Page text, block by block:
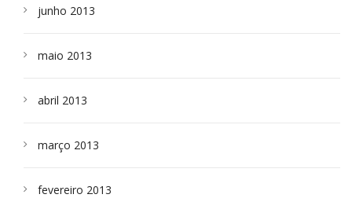
junho 2013
maio 2013
abril 2013
março 2013
fevereiro 2013